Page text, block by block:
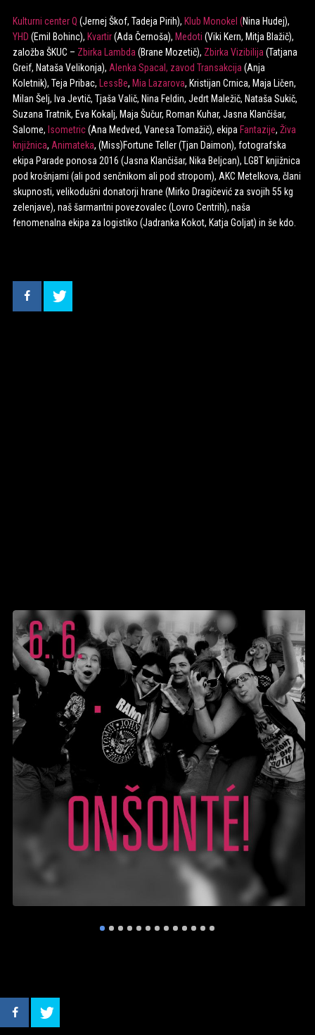
Kulturni center Q (Jernej Škof, Tadeja Pirih), Klub Monokel (Nina Hudej),
YHD (Emil Bohinc), Kvartir(Ada Černoša), Medoti (Viki Kern, Mitja Blažič),
založba ŠKUC – Zbirka Lambda (Brane Mozetič), Zbirka Vizibilija (Tatjana
Greif, Nataša Velikonja), Alenka Spacal , zavod Transakcija (Anja
Koletnik), Teja Pribac,
LessBe, Mia Lazarova, Kristijan Crnica, Maja Ličen,
Milan Šelj, Iva Jevtič, Tjaša Valič, Nina Feldin, Jedrt Maležič, Nataša Sukič,
Suzana Tratnik, Eva Kokalj, Maja Šučur, Roman Kuhar, Jasna Klančišar,
Salome, Isometric(Ana Medved, Vanesa Tomažič), ekipa Fantazije, Živa
knjižnica, Animateka, (Miss)Fortune Teller (Tjan Daimon), fotografska
ekipa Parade ponosa 2016 (Jasna Klančišar, Nika Beljcan), LGBT knjižnica
pod krošnjami (ali pod senčnikom ali pod stropom), AKC Metelkova, člani
skupnosti, velikodušni donatorji hrane (Mirko Dragičević za svojih 55 kg
zelenjave), naš šarmantni povezovalec (Lovro Centrih), naša
fenomenalna ekipa za logistiko (Jadranka Kokot, Katja Goljat) in še kdo.